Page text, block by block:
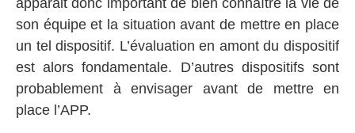
son équipe et la situation avant de mettre en place
un tel dispositif. L’évaluation en amont du dispositif
est alors fondamentale. D’autres dispositifs sont
probablement à envisager avant de mettre en
place l’APP.